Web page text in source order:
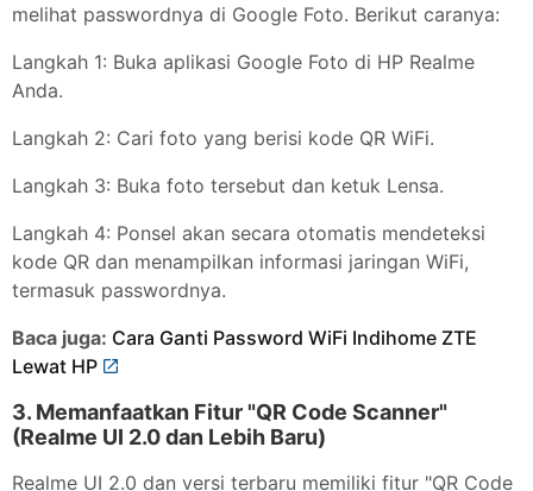
melihat passwordnya di Google Foto. Berikut caranya:
Langkah 1: Buka aplikasi Google Foto di HP Realme
Anda.
Langkah 2: Cari foto yang berisi kode QR WiFi.
Langkah 3: Buka foto tersebut dan ketuk Lensa.
Langkah 4: Ponsel akan secara otomatis mendeteksi
kode QR dan menampilkan informasi jaringan WiFi,
termasuk passwordnya.
Baca juga: Cara Ganti Password WiFi Indihome ZTE
Lewat HP
3. Memanfaatkan Fitur "QR Code Scanner"
(Realme UI 2.0 dan Lebih Baru)
Realme UI 2.0 dan versi terbaru memiliki fitur "QR Code